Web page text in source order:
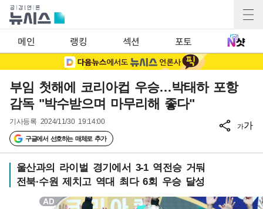
메인 랭킹 섹션 포토
부임 첫해에 코리아컵 우승…박태하 포항
감독 "박수받으며 마무리해 좋다"
기사등록 2024/11/30 19:14:00
구글에서 선호하는 매체로 추가
가가
울산과의 라이벌 경기에서 3-1 역전승 거둬
전북·수원 제치고 역대 최다 6회 우승 달성